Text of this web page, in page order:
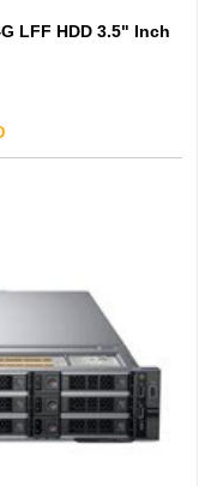
LFF HDD 3.5" Inch